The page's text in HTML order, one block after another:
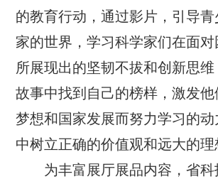
的教育行动，通过影片，引导
家的世界，学习科学家们在面
所展现出的坚韧不拔和创新思
故事中找到自己的榜样，激发他
梦想和国家发展而努力学习的
中树立正确的价值观和远大的理
为丰富展厅展品内容，省